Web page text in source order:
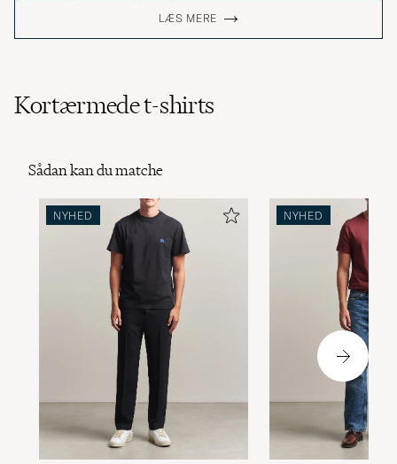
LÆS MERE
Kortærmede t-shirts
Sådan kan du matche
NYHED NYHED